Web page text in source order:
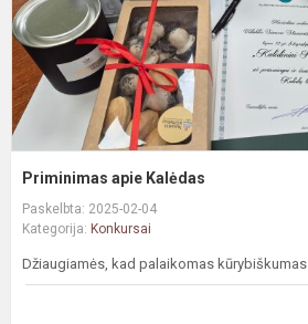
Priminimas apie Kalėdas
Paskelbta: 2025-02-04
Kategorija: Konkursai
Džiaugiamės, kad palaikomas kūrybiškumas.